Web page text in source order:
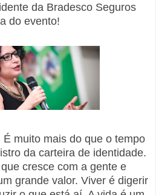
da Bradesco Seguros
do evento!
muito mais do que o tempo
da carteira de identidade.
cresce com a gente e
grande valor. Viver é digerir